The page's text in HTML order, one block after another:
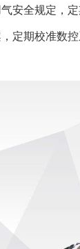
安全规定，
定期校准数